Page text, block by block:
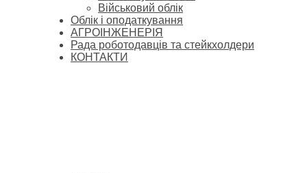
Військовий облік
Облік і оподаткування
АГРОІНЖЕНЕРІЯ
Рада роботодавців та стейкхолдери
КОНТАКТИ